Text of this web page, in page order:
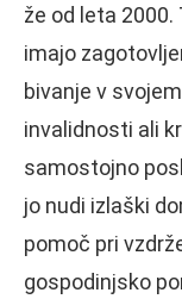
že od leta
imajo
bivanje v
invalidnosti ali
samostojno
jo nudi izlaški
pomoč pri
gospodinjsko